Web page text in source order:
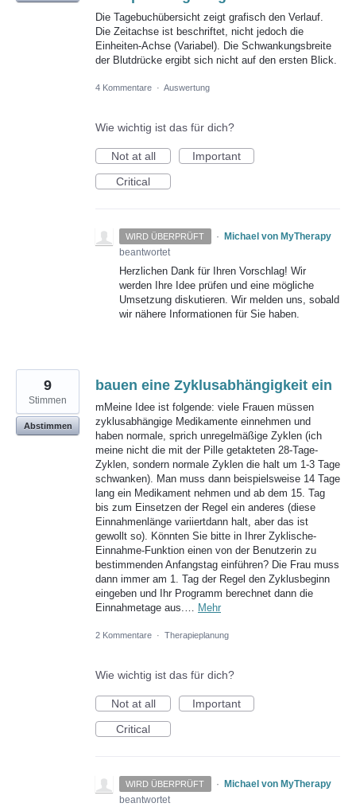
Die Tagebuchübersicht zeigt grafisch den Verlauf.
Die Zeitachse ist beschriftet, nicht jedoch die
Einheiten-Achse (Variabel). Die Schwankungsbreite
der Blutdrücke ergibt sich nicht auf den ersten Blick.
4 Kommentare · Auswertung
Wie wichtig ist das für dich?
Not at all
Important
Critical
WIRD ÜBERPRÜFT · Michael von MyTherapy
beantwortet
Herzlichen Dank für Ihren Vorschlag! Wir
werden Ihre Idee prüfen und eine mögliche
Umsetzung diskutieren. Wir melden uns, sobald
wir nähere Informationen für Sie haben.
bauen eine Zyklusabhängigkeit ein
mMeine Idee ist folgende: viele Frauen müssen
zyklusabhängige Medikamente einnehmen und
haben normale, sprich unregelmäßige Zyklen (ich
meine nicht die mit der Pille getakteten 28-Tage-
Zyklen, sondern normale Zyklen die halt um 1-3 Tage
schwanken). Man muss dann beispielsweise 14 Tage
lang ein Medikament nehmen und ab dem 15. Tag
bis zum Einsetzen der Regel ein anderes (diese
Einnahmenlänge variiertdann halt, aber das ist
gewollt so). Könnten Sie bitte in Ihrer Zyklische-
Einnahme-Funktion einen von der Benutzerin zu
bestimmenden Anfangstag einführen? Die Frau muss
dann immer am 1. Tag der Regel den Zyklusbeginn
eingeben und Ihr Programm berechnet dann die
Einnahmetage aus.…
Mehr
9
Stimmen
Abstimmen
2 Kommentare · Therapieplanung
Wie wichtig ist das für dich?
Not at all
Important
Critical
WIRD ÜBERPRÜFT ·
Michael von MyTherapy
beantwortet